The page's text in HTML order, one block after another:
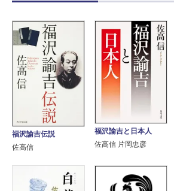
福沢諭吉伝説
佐高信
福沢諭吉と日本人
佐高信 片岡忠彦